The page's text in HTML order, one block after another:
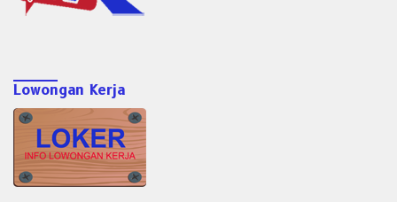
Lowongan Kerja